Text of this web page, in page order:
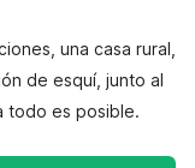
una casa rural,
de esquí, junto al
todo es posible.